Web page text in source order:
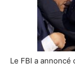
Le FBI a annoncé